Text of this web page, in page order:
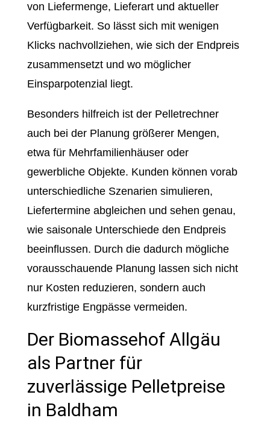
von Liefermenge, Lieferart und aktueller
Verfügbarkeit. So lässt sich mit wenigen
Klicks nachvollziehen, wie sich der Endpreis
zusammensetzt und wo möglicher
Einsparpotenzial liegt.
Besonders hilfreich ist der Pelletrechner
auch bei der Planung größerer Mengen,
etwa für Mehrfamilienhäuser oder
gewerbliche Objekte. Kunden können vorab
unterschiedliche Szenarien simulieren,
Liefertermine abgleichen und sehen genau,
wie saisonale Unterschiede den Endpreis
beeinflussen. Durch die dadurch mögliche
vorausschauende Planung lassen sich nicht
nur Kosten reduzieren, sondern auch
kurzfristige Engpässe vermeiden.
Der Biomassehof Allgäu
als Partner für
zuverlässige Pelletpreise
in Baldham